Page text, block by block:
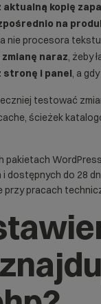
aktualną kopię
na
a nie procesora
naraz, żeby
stronę i panel, a
testować
ścieżek
pakietach
dostępnych do 28
przy pracach